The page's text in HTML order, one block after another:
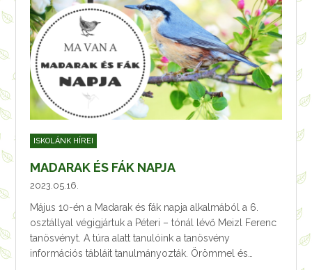
ISKOLÁNK HÍREI
MADARAK ÉS FÁK NAPJA
2023.05.16.
Május 10-én a Madarak és fák napja alkalmából a 6.
osztállyal végigjártuk a Péteri – tónál lévő Meizl Ferenc
tanösvényt. A túra alatt tanulóink a tanösvény
információs tábláit tanulmányozták. Örömmel és…